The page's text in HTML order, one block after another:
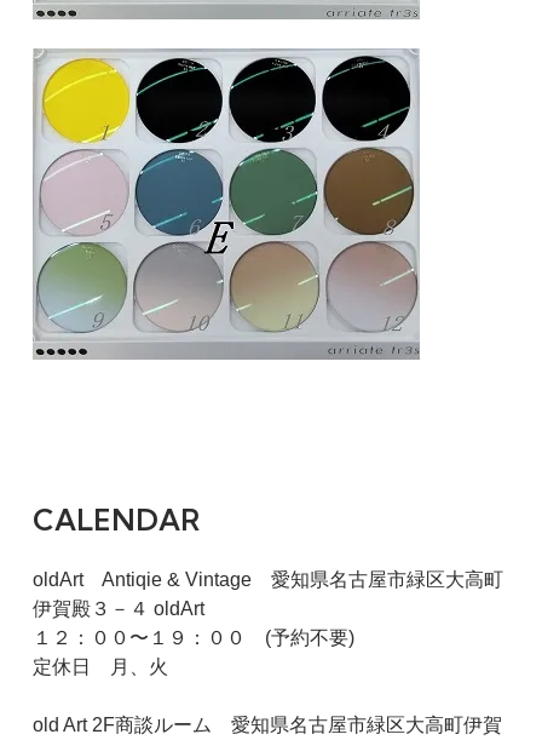
CALENDAR
oldArt Antiqie & Vintage 愛知県名古屋市緑区大高町
伊賀殿３－４ oldArt
１２：００〜１９：００ (予約不要)
定休日 月、火
old Art 2F商談ルーム 愛知県名古屋市緑区大高町伊賀